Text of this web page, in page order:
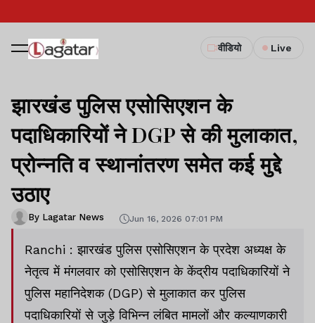
वीडियो Live
झारखंड पुलिस एसोसिएशन के
पदाधिकारियों ने DGP से की मुलाकात,
प्रोन्नति व स्थानांतरण समेत कई मुद्दे
उठाए
By Lagatar News Jun 16, 2026 07:01 PM
Ranchi : झारखंड पुलिस एसोसिएशन के प्रदेश अध्यक्ष के
नेतृत्व में मंगलवार को एसोसिएशन के केंद्रीय पदाधिकारियों ने
पुलिस महानिदेशक (DGP) से मुलाकात कर पुलिस
पदाधिकारियों से जुड़े विभिन्न लंबित मामलों और कल्याणकारी